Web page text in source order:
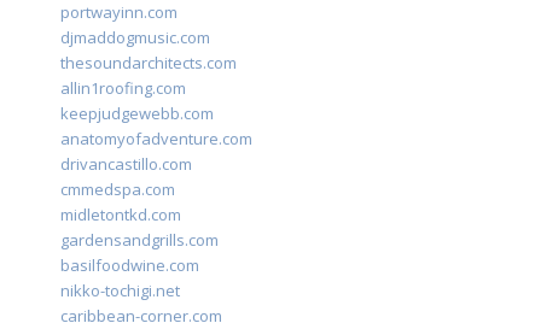
portwayinn.com
djmaddogmusic.com
thesoundarchitects.com
allin1roofing.com
keepjudgewebb.com
anatomyofadventure.com
drivancastillo.com
cmmedspa.com
midletontkd.com
gardensandgrills.com
basilfoodwine.com
nikko-tochigi.net
caribbean-corner.com